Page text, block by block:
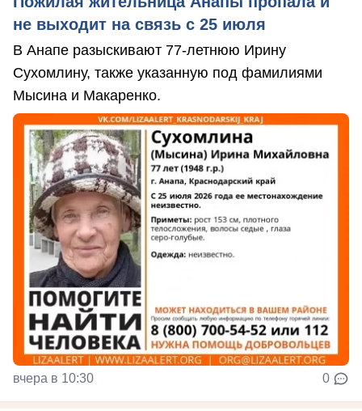
не выходит на связь с 25 июля
В Анапе разыскивают 77-летнюю Ирину
Сухомлину, также указанную под фамилиями
Мысина и Макаренко.
вчера в 10:30 0